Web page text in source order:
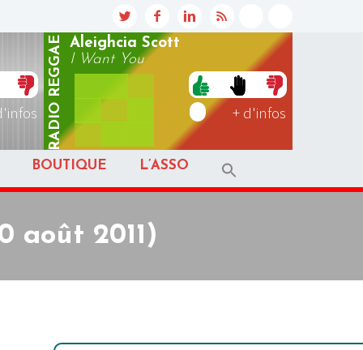
RADIO
REGGAE
Aleighcia Scott
I Want You
+ d'infos
BOUTIQUE L’ASSO
août 2011)